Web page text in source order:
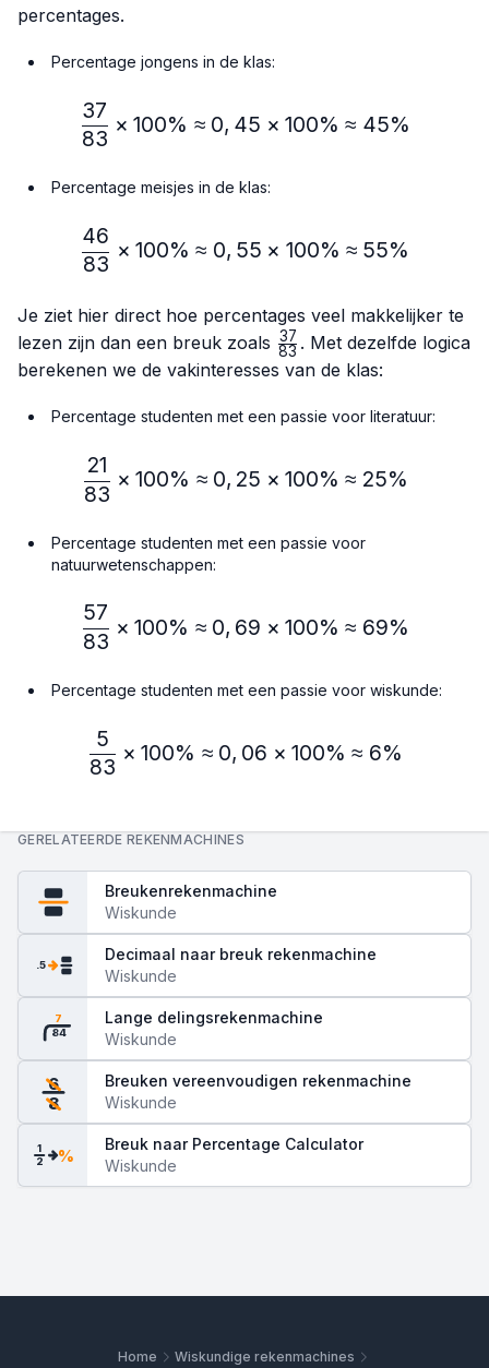
percentages.
Percentage jongens in de klas:
\frac{37}{83} × 100\%
83
37
× 100% ≈ 0, 45 × 100% ≈ 45%
Percentage meisjes in de klas:
\frac{46}{83} × 100\%
83
46
× 100% ≈ 0, 55 × 100% ≈ 55%
Je ziet hier direct hoe percentages veel makkelijker te
lezen zijn dan een breuk zoals \frac{37}
{83}
83
37 . Met dezelfde logica
berekenen we de vakinteresses van de klas:
Percentage studenten met een passie voor literatuur:
\frac{21}{83} × 100\% ≈
83
21
× 100% ≈ 0, 25 × 100% ≈ 25%
Percentage studenten met een passie voor
natuurwetenschappen:
\frac{57}{83} × 100\% ≈
83
57
× 100% ≈ 0, 69 × 100% ≈ 69%
Percentage studenten met een passie voor wiskunde:
\frac{5}{83} × 100\% ≈
83
5
× 100% ≈ 0, 06 × 100% ≈ 6%
GERELATEERDE REKENMACHINES
Breukenrekenmachine
Wiskunde
.5
Decimaal naar breuk rekenmachine
Wiskunde
84
7
Lange delingsrekenmachine
Wiskunde
6
8
Breuken vereenvoudigen rekenmachine
Wiskunde
1
2 %
Breuk naar Percentage Calculator
Wiskunde
Home
Wiskundige rekenmachines